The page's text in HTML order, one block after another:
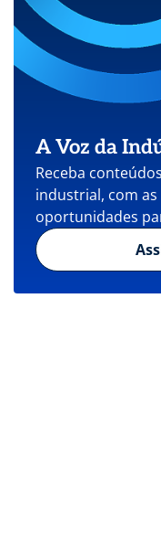
A Voz da
Receba
industrial, com
oportunidades